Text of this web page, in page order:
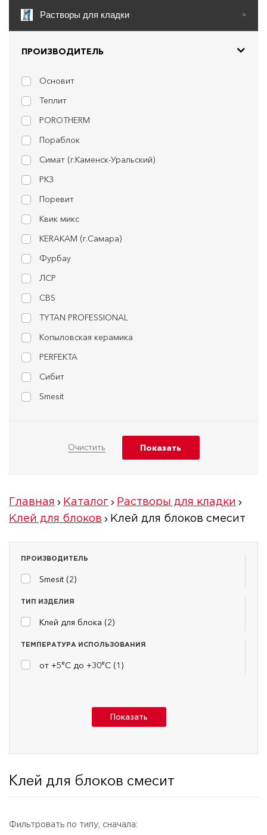
Растворы для кладки >
ПРОИЗВОДИТЕЛЬ
Основит
Теплит
POROTHERM
Пораблок
Симат (г.Каменск-Уральский)
РКЗ
Поревит
Квик микс
KERAKAM (г.Самара)
Фурбау
ЛСР
CBS
TYTAN PROFESSIONAL
Копыловская керамика
PERFEKTA
Сибит
Smesit
Главная Каталог
Растворы для кладки
Клей для блоков
Клей для блоков смесит
ПРОИЗВОДИТЕЛЬ
Smesit (2)
ТИП ИЗДЕЛИЯ
Клей для блока (2)
ТЕМПЕРАТУРА ИСПОЛЬЗОВАНИЯ
от +5°С до +30°С (1 )
Показать
Клей для блоков смесит
Фильтровать по типу, сначала: